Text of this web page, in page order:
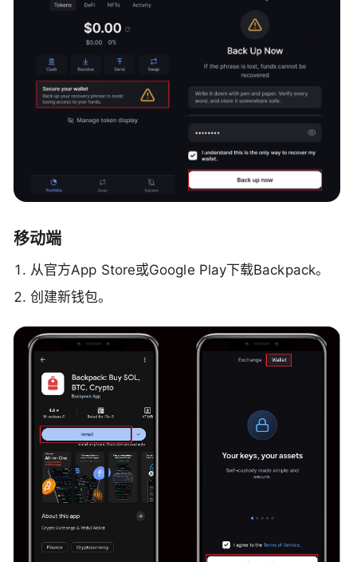
移动端
从官方App Store或Google Play下载Backpack。
创建新钱包。